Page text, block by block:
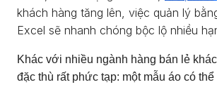
khách hàng tăng lên, việc quản lý
Excel sẽ nhanh chóng bộc lộ nhiều
Khác với nhiều ngành hàng bán lẻ
đặc thù rất phức tạp: một mẫu áo có